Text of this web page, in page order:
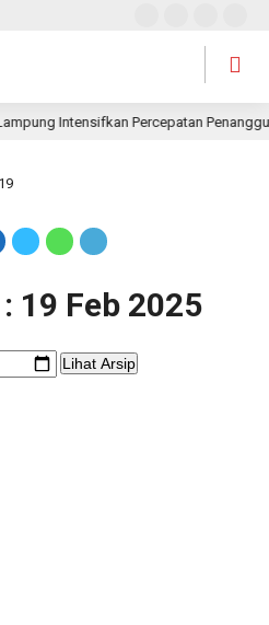
Intensifkan Percepatan
19
19 Feb 2025
Lihat Arsip